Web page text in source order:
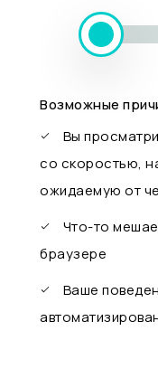
Возможные
Вы
со скоростью,
ожидаемую от
Что-то
браузере
Ваше